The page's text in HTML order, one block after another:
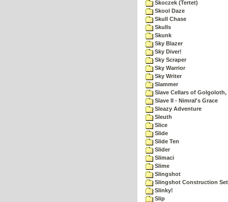
Skoczek (Tertet)
Skool Daze
Skull Chase
Skulls
Skunk
Sky Blazer
Sky Diver!
Sky Scraper
Sky Warrior
Sky Writer
Slammer
Slave Cellars of Golgoloth,
Slave II - Nimral's Grace
Sleazy Adventure
Sleuth
Slice
Slide
Slide Ten
Slider
Slimaci
Slime
Slingshot
Slingshot Construction Set
Slinky!
Slip